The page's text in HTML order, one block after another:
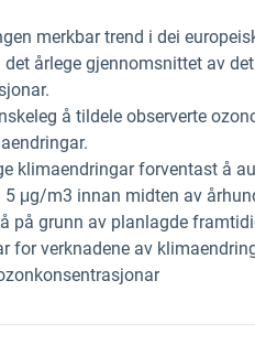
merkbar trend i dei
årlege gjennomsnittet av
å tildele observerte
klimaendringar forventast å
5 μg/m3 innan midten av
på grunn av planlagde
for verknadene av